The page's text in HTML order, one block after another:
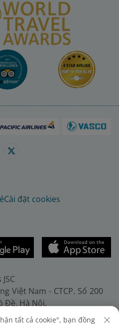
Cài đặt cookies
Việt Nam - CTCP. Số 200
Đề, Hà Nội.
Fax: (+84-24)
tất cả cookie", bạn đồng